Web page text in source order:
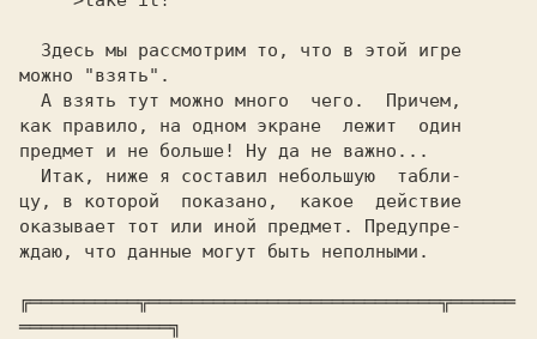
можно "взять".
как правило, на одном экране  лежит  один
предмет и не больше! Ну да не важно...
цу, в которой  показано,  какое  действие
оказывает тот или иной предмет. Пpедупpе-
ждaю, что данные могут быть неполными.
╔══════════╦═══════════════════════════╦══════
══════════════╗